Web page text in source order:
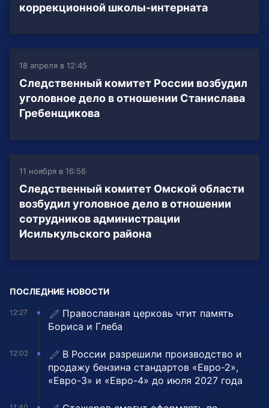
коррекционной школы-интерната
18 апреля в 12:45
Следственный комитет России возбудил
уголовное дело в отношении Станислава
Гребенщикова
11 ноября в 16:56
Следственный комитет Омской области
возбудил уголовное дело в отношении
сотрудников администрации
Исилькульского района
ПОСЛЕДНИЕ НОВОСТИ
12:27
Православная церковь чтит память
Бориса и Глеба
12:02
В России разрешили производство и
продажу бензина стандартов «Евро-2»,
«Евро-3» и «Евро-4» до июля 2027 года